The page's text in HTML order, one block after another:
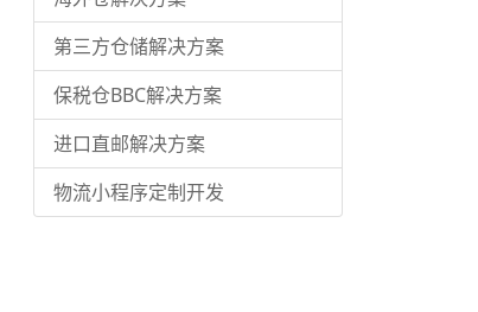
第三方仓储解决方案
保税仓BBC解决方案
进口直邮解决方案
物流小程序定制开发